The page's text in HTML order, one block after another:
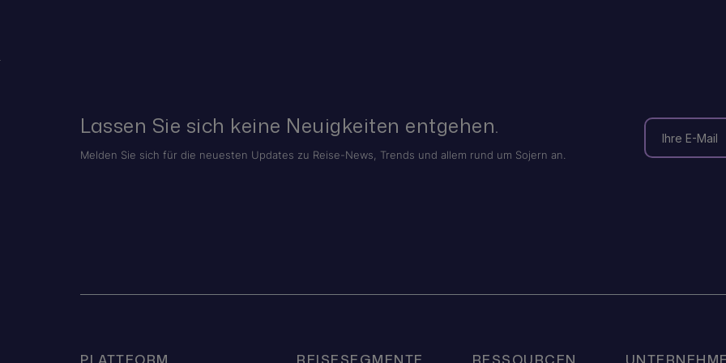
Lassen Sie sich keine Neuigkeiten entgehen.
Melden Sie sich für die neuesten Updates zu Reise-News, Trends und allem rund um Sojern an.